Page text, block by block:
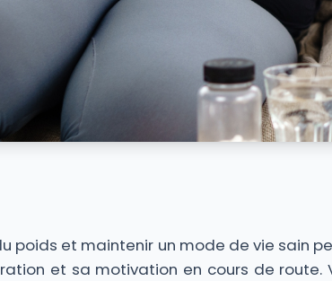
poids et maintenir un mode de vie sain
et sa motivation en cours de route.